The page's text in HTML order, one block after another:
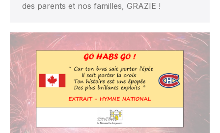
des parents et nos familles, GRAZIE !